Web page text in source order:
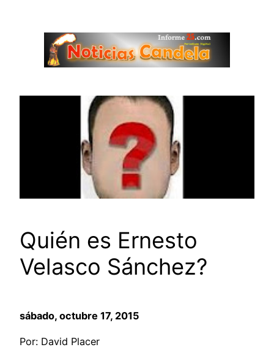
contenido
Quién es Ernesto
Velasco Sánchez?
sábado, octubre 17, 2015
Por: David Placer